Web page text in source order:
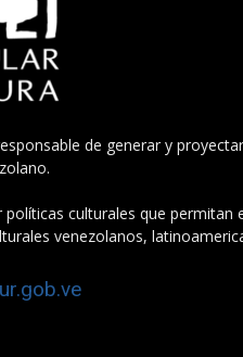
de generar y
culturales que permitan
venezolanos,